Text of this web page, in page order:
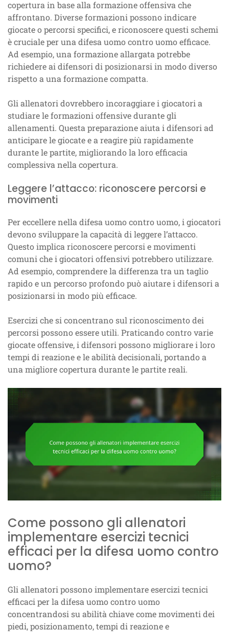
copertura in base alla formazione offensiva che
affrontano. Diverse formazioni possono indicare
giocate o percorsi specifici, e riconoscere questi schemi
è cruciale per una difesa uomo contro uomo efficace.
Ad esempio, una formazione allargata potrebbe
richiedere ai difensori di posizionarsi in modo diverso
rispetto a una formazione compatta.
Gli allenatori dovrebbero incoraggiare i giocatori a
studiare le formazioni offensive durante gli
allenamenti. Questa preparazione aiuta i difensori ad
anticipare le giocate e a reagire più rapidamente
durante le partite, migliorando la loro efficacia
complessiva nella copertura.
Leggere l’attacco: riconoscere percorsi e
movimenti
Per eccellere nella difesa uomo contro uomo, i giocatori
devono sviluppare la capacità di leggere l’attacco.
Questo implica riconoscere percorsi e movimenti
comuni che i giocatori offensivi potrebbero utilizzare.
Ad esempio, comprendere la differenza tra un taglio
rapido e un percorso profondo può aiutare i difensori a
posizionarsi in modo più efficace.
Esercizi che si concentrano sul riconoscimento dei
percorsi possono essere utili. Praticando contro varie
giocate offensive, i difensori possono migliorare i loro
tempi di reazione e le abilità decisionali, portando a
una migliore copertura durante le partite reali.
Come possono gli allenatori
implementare esercizi tecnici
efficaci per la difesa uomo contro
uomo?
Gli allenatori possono implementare esercizi tecnici
efficaci per la difesa uomo contro uomo
concentrandosi su abilità chiave come movimenti dei
piedi, posizionamento, tempi di reazione e